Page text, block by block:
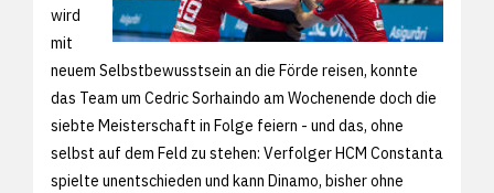
wird
mit
neuem Selbstbewusstsein an die Förde reisen, konnte
das Team um Cedric Sorhaindo am Wochenende doch die
siebte Meisterschaft in Folge feiern - und das, ohne
selbst auf dem Feld zu stehen: Verfolger HCM Constanta
spielte unentschieden und kann Dinamo, bisher ohne